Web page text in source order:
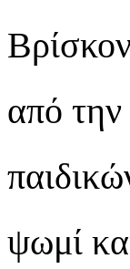
από
ψωμί